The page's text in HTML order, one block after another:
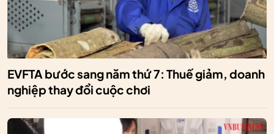
EVFTA bước sang năm thứ 7: Thuế giảm, doanh
nghiệp thay đổi cuộc chơi